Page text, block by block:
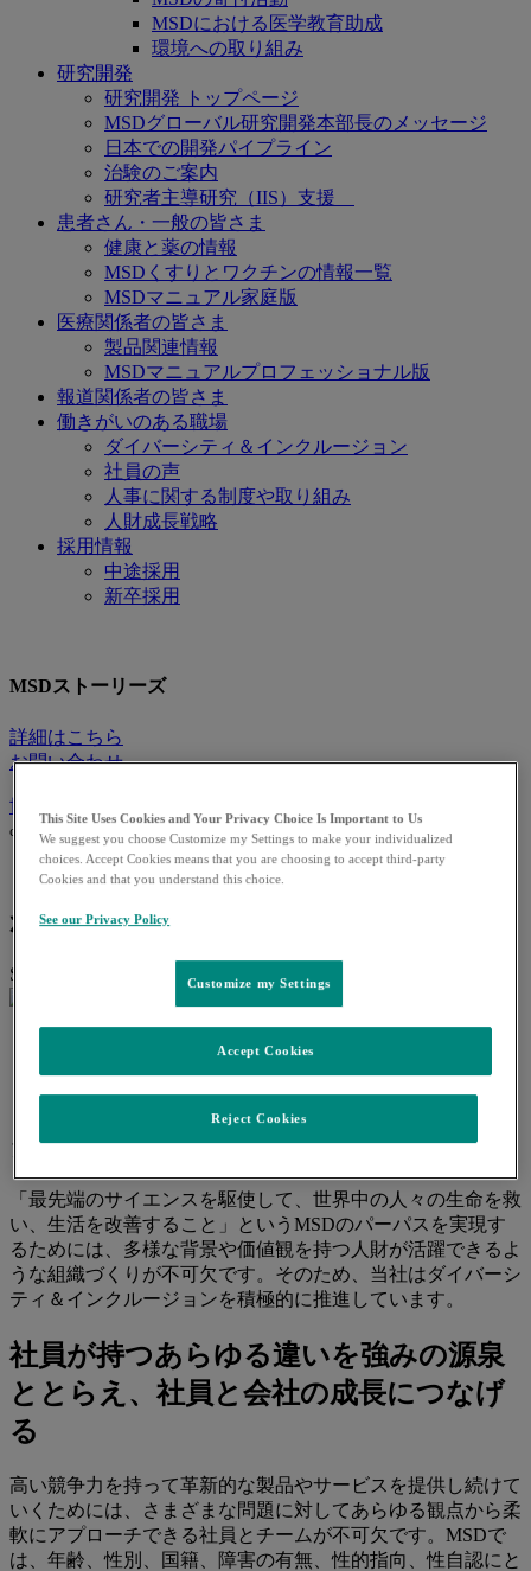
MSDにおける医学教育助成
環境への取り組み
研究開発
研究開発 トップページ
MSDグローバル研究開発本部長のメッセージ
日本での開発パイプライン
治験のご案内
研究者主導研究（IIS）支援
患者さん・一般の皆さま
健康と薬の情報
MSDくすりとワクチンの情報一覧
MSDマニュアル家庭版
医療関係者の皆さま
製品関連情報
MSDマニュアルプロフェッショナル版
報道関係者の皆さま
働きがいのある職場
ダイバーシティ＆インクルージョン
社員の声
人事に関する制度や取り組み
人財成長戦略
採用情報
中途採用
新卒採用
MSDストーリーズ
詳細はこちら
お問い合わせ
世界各国の拠点（英語）
contact information
どのようなコンテンツをお探しです
か？
Search for:
働きがいのある職場
ダイバーシティ＆インクルージョン
「最先端のサイエンスを駆使して、世界中の人々の生命を救
い、生活を改善すること」というMSDのパーパスを実現す
るためには、多様な背景や価値観を持つ人財が活躍できるよ
うな組織づくりが不可欠です。そのため、当社はダイバーシ
ティ＆インクルージョンを積極的に推進しています。
社員が持つあらゆる違いを強みの源泉
ととらえ、社員と会社の成長につなげ
る
高い競争力を持って革新的な製品やサービスを提供し続けて
いくためには、さまざまな問題に対してあらゆる観点から柔
軟にアプローチできる社員とチームが不可欠です。MSDで
は、年齢、性別、国籍、障害の有無、性的指向、性自認にと
This Site Uses Cookies and Your Privacy Choice Is Important to Us
We suggest you choose Customize my Settings to make your individualized
choices. Accept Cookies means that you are choosing to accept third-party
Cookies and that you understand this choice.
See our Privacy Policy
Customize my Settings
Reject Cookies
Accept Cookies